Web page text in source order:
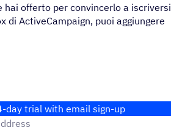
offerto per convincerlo a iscriversi
di ActiveCampaign, puoi aggiungere
day trial with email sign-up